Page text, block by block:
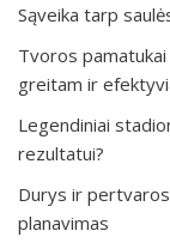
Sąveika tarp
Tvoros
greitam ir
Legendiniai
rezultatui?
Durys ir
planavimas